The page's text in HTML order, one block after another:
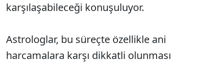
karşılaşabileceği konuşuluyor.
Astrologlar, bu süreçte özellikle ani
harcamalara karşı dikkatli olunması